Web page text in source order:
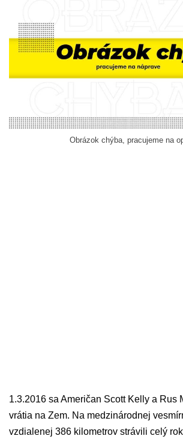
Obrázok chýba, pracujeme na
1.3.2016 sa Američan Scott Kelly a Rus
vrátia na Zem. Na medzinárodnej
vzdialenej 386 kilometrov strávili celý